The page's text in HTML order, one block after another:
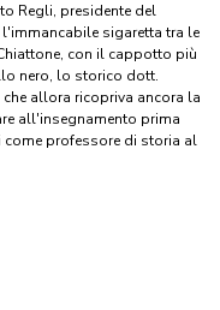
Regli, presidente del
sigaretta tra le
con il cappotto più
nero, lo storico dott.
allora ricopriva ancora la
all'insegnamento prima
professore di storia al